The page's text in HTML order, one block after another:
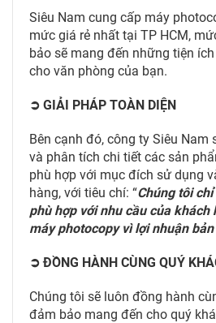
Siêu Nam cung cấp máy
mức giá rẻ nhất tại TP HCM,
bảo sẽ mang đến những tiện
cho văn phòng của bạn.
➲ GIẢI PHÁP TOÀN DIỆN
Bên cạnh đó, công ty Siêu Nam
và phân tích chi tiết các sản
phù hợp với mục đích sử dụng
hàng, với tiêu chí: “Chúng tôi
phù hợp với nhu cầu của khách
máy photocopy vì lợi nhuận
➲ ĐỒNG HÀNH CÙNG QUÝ
Chúng tôi sẽ luôn đồng hành
đảm bảo mang đến cho quý